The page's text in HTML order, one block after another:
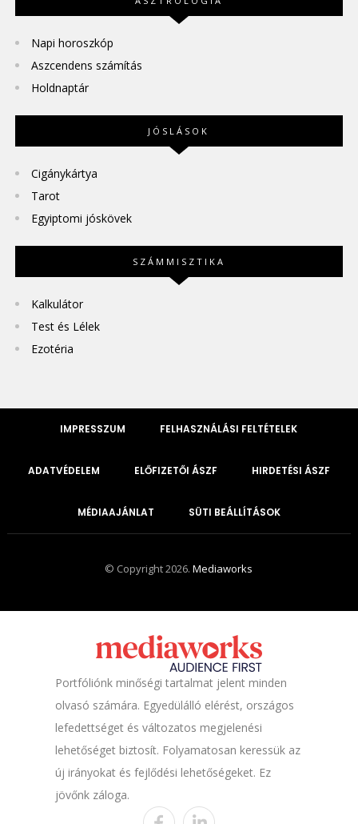
Napi horoszkóp
Aszcendens számítás
Holdnaptár
JÓSLÁSOK
Cigánykártya
Tarot
Egyiptomi jóskövek
SZÁMMISZTIKA
Kalkulátor
Test és Lélek
Ezotéria
IMPRESSZUM FELHASZNÁLÁSI FELTÉTELEK
ADATVÉDELEM ELŐFIZETŐI ÁSZF HIRDETÉSI ÁSZF
MÉDIAAJÁNLAT SÜTI BEÁLLÍTÁSOK
© Copyright 2026.Mediaworks
Portfóliónk minőségi tartalmat jelent minden
olvasó számára. Egyedülálló elérést, országos
lefedettséget és változatos megjelenési
lehetőséget biztosít. Folyamatosan keressük az
új irányokat és fejlődési lehetőségeket. Ez
jövőnk záloga.